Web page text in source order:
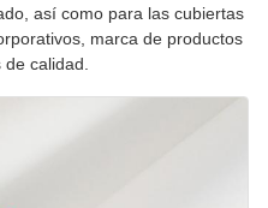
así como para las cubiertas
marca de productos
de calidad.